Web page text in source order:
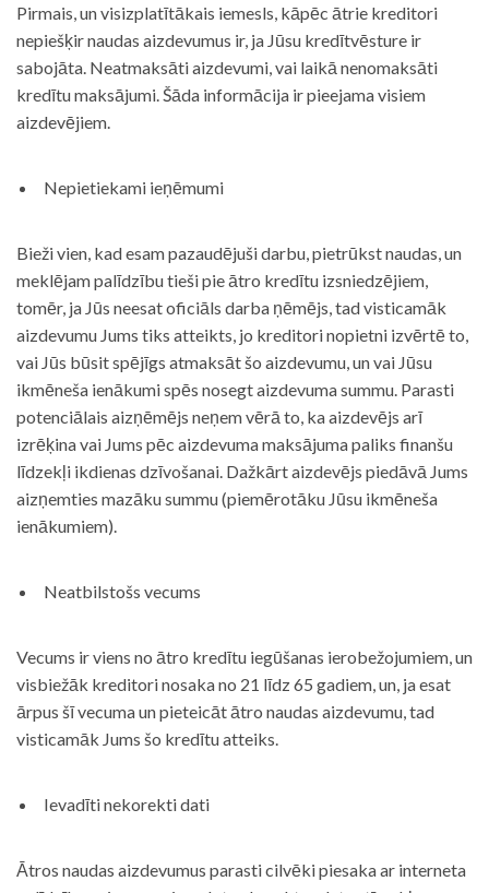
Pirmais, un visizplatītākais iemesls, kāpēc ātrie kreditori
nepiešķir naudas aizdevumus ir, ja Jūsu kredītvēsture ir
sabojāta. Neatmaksāti aizdevumi, vai laikā nenomaksāti
kredītu maksājumi. Šāda informācija ir pieejama visiem
aizdevējiem.
Nepietiekami ieņēmumi
Bieži vien, kad esam pazaudējuši darbu, pietrūkst naudas, un
meklējam palīdzību tieši pie ātro kredītu izsniedzējiem,
tomēr, ja Jūs neesat oficiāls darba ņēmējs, tad visticamāk
aizdevumu Jums tiks atteikts, jo kreditori nopietni izvērtē to,
vai Jūs būsit spējīgs atmaksāt šo aizdevumu, un vai Jūsu
ikmēneša ienākumi spēs nosegt aizdevuma summu. Parasti
potenciālais aizņēmējs neņem vērā to, ka aizdevējs arī
izrēķina vai Jums pēc aizdevuma maksājuma paliks finanšu
līdzekļi ikdienas dzīvošanai. Dažkārt aizdevējs piedāvā Jums
aizņemties mazāku summu (piemērotāku Jūsu ikmēneša
ienākumiem).
Neatbilstošs vecums
Vecums ir viens no ātro kredītu iegūšanas ierobežojumiem, un
visbiežāk kreditori nosaka no 21 līdz 65 gadiem, un, ja esat
ārpus šī vecuma un pieteicāt ātro naudas aizdevumu, tad
visticamāk Jums šo kredītu atteiks.
Ievadīti nekorekti dati
Ātros naudas aizdevumus parasti cilvēki piesaka ar interneta